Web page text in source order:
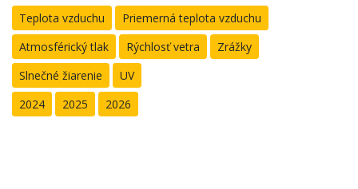
Teplota vzduchu
Priemerná teplota vzduchu
Atmosférický tlak
Rýchlosť vetra
Zrážky
Slnečné žiarenie
UV
2024
2025 2026